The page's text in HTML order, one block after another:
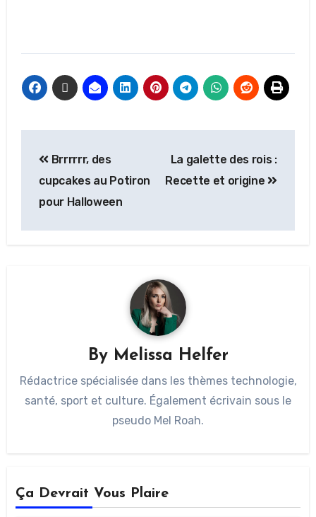
Brrrrrr, des
cupcakes au Potiron
pour Halloween
La galette des rois :
Recette et origine
By Melissa Helfer
Rédactrice spécialisée dans les thèmes technologie,
santé, sport et culture. Également écrivain sous le
pseudo Mel Roah.
Ça Devrait Vous Plaire